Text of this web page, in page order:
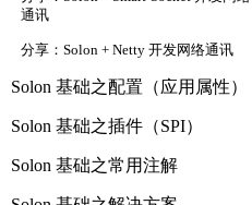
通讯
分享：Solon + Netty 开发网络通讯
Solon 基础之配置（应用属性）
Solon 基础之插件（SPI）
Solon 基础之常用注解